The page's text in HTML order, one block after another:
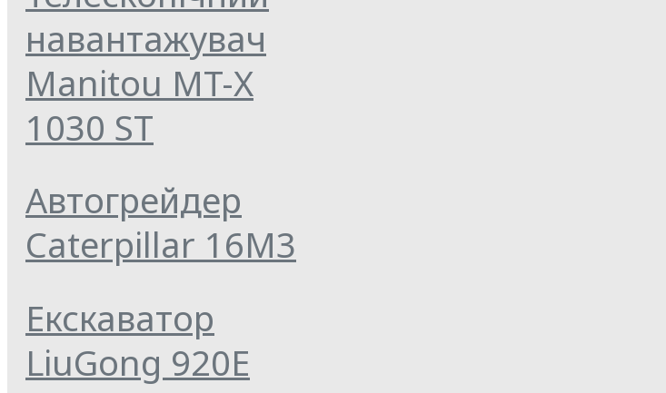
навантажувач
Manitou MT-X
1030 ST
Автогрейдер
Caterpillar 16M3
Екскаватор
LiuGong 920E